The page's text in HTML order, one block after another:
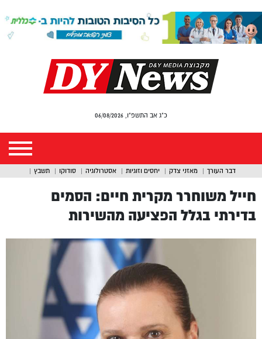
כ"ג אב התשפ"ו, 06/08/2026
דבר העורך מאזני צדק יחסים וזוגיות אסטרולוגיה סודוקו תשבץ
חייל משוחרר מקרית חיים: הסמים
בדירתי בגלל הפציעה מהשירות